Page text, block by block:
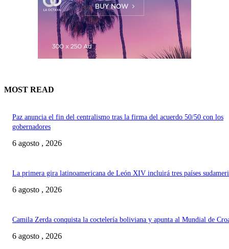
MOST READ
Paz anuncia el fin del centralismo tras la firma del acuerdo 50/50 con los
gobernadores
6 agosto , 2026
La primera gira latinoamericana de León XIV incluirá tres países
6 agosto , 2026
Camila Zerda conquista la coctelería boliviana y apunta al Mundial de
6 agosto , 2026